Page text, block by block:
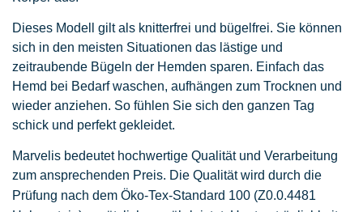
Dieses Modell gilt als knitterfrei und bügelfrei. Sie können
sich in den meisten Situationen das lästige und
zeitraubende Bügeln der Hemden sparen. Einfach das
Hemd bei Bedarf waschen, aufhängen zum Trocknen und
wieder anziehen. So fühlen Sie sich den ganzen Tag
schick und perfekt gekleidet.
Marvelis bedeutet hochwertige Qualität und Verarbeitung
zum ansprechenden Preis. Die Qualität wird durch die
Prüfung nach dem Öko-Tex-Standard 100 (Z0.0.4481